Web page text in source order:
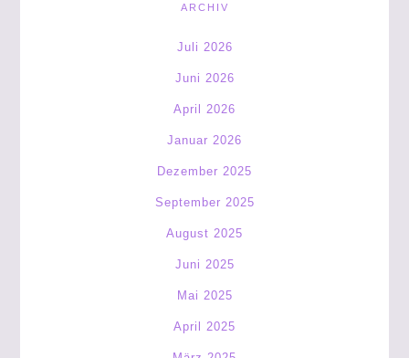
ARCHIV
Juli 2026
Juni 2026
April 2026
Januar 2026
Dezember 2025
September 2025
August 2025
Juni 2025
Mai 2025
April 2025